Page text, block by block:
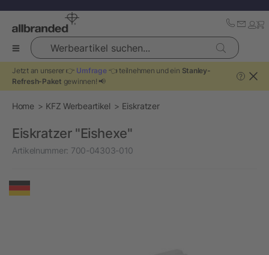
Werbeartikel suchen...
Jetzt an unserer 👉 Umfrage👈 teilnehmen und ein Stanley-
Refresh-Paket gewinnen! 📢
?
Home KFZ Werbeartikel Eiskratzer
Eiskratzer "Eishexe"
Artikelnummer: 700-04303-010